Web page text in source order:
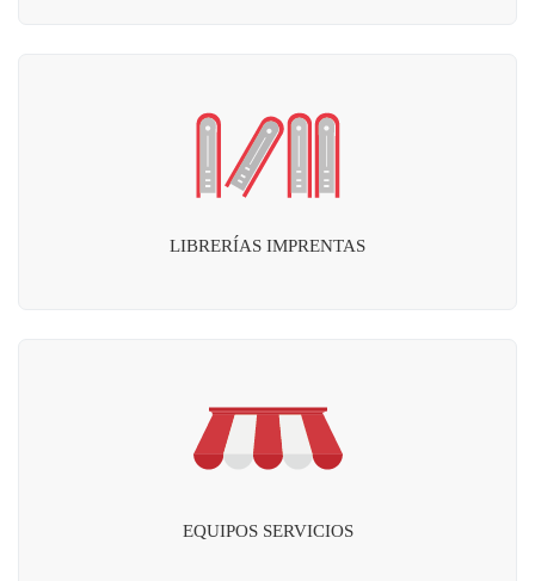
LIBRERÍAS IMPRENTAS
EQUIPOS SERVICIOS